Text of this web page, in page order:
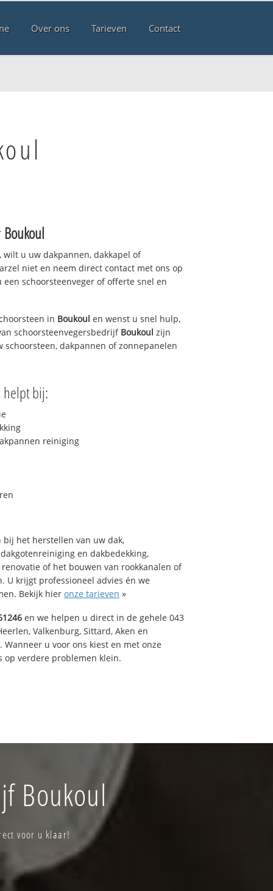
Over ons Tarieven Contact
Boukoul
u uw dakpannen, dakkapel of
niet en neem direct contact met ons op
een schoorsteenveger of offerte snel en
in Boukoul en wenst u snel hulp,
schoorsteenvegersbedrijf Boukoul zijn
dakpannen of zonnepanelen
helpt bij:
reiniging
bij het herstellen van uw dak,
en dakbedekking,
of het bouwen van rookkanalen of
U krijgt professioneel advies én we
Bekijk hier onze tarieven »
en we helpen u direct in de gehele 043
Valkenburg, Sittard, Aken en
u voor ons kiest en met onze
op verdere problemen klein.
Boukoul
voor u klaar!